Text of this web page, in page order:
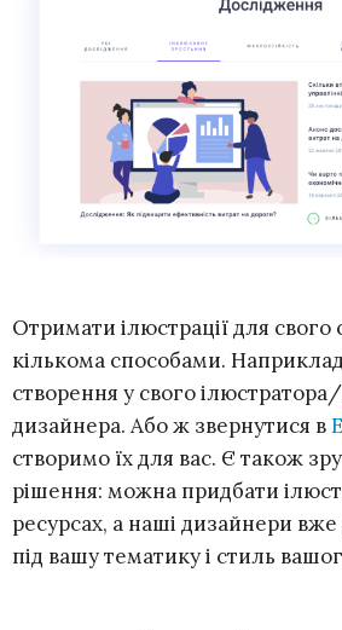
Отримати ілюстрації для
кількома способами.
створення у свого
дизайнера. Або ж звернутися в
створимо їх для вас. Є також
рішення: можна придбати
ресурсах, а наші дизайнери
під вашу тематику і стиль